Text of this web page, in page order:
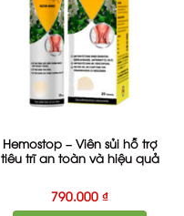
Hemostop – Viên sủi hỗ trợ
tiêu trĩ an toàn và hiệu quả
790.000 ₫